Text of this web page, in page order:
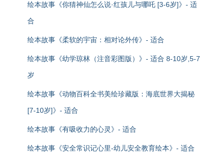
绘本故事《你猜神仙怎么说·红孩儿与哪吒 [3-6岁]》- 适
合
绘本故事《柔软的宇宙：相对论外传》- 适合
绘本故事《幼学琼林（注音彩图版）》- 适合 8-10岁,5-7
岁
绘本故事《动物百科全书美绘珍藏版：海底世界大揭秘
[7-10岁]》- 适合
绘本故事《有吸收力的心灵》- 适合
绘本故事《安全常识记心里-幼儿安全教育绘本》- 适合